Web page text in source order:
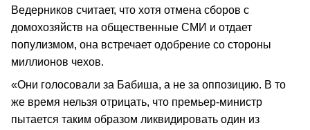
Ведерников считает, что хотя отмена сборов с
домохозяйств на общественные СМИ и отдает
популизмом, она встречает одобрение со стороны
миллионов чехов.
«Они голосовали за Бабиша, а не за оппозицию. В то
же время нельзя отрицать, что премьер-министр
пытается таким образом ликвидировать один из